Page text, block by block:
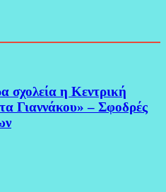
η Κεντρική
Γιαννάκου» – Σφοδρές